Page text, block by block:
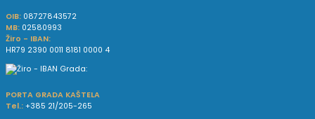
OIB: 08727843572
MB: 02580993
Žiro - IBAN:
HR79 2390 0011 8181 0000 4
PORTA GRADA KAŠTELA
Tel.: +385 21/205-265